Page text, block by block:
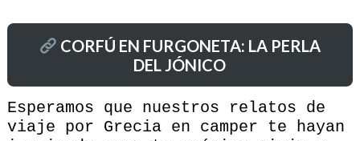
CORFÚ EN FURGONETA: LA PERLA
DEL JÓNICO
Esperamos que nuestros relatos de
viaje por Grecia en camper te hayan